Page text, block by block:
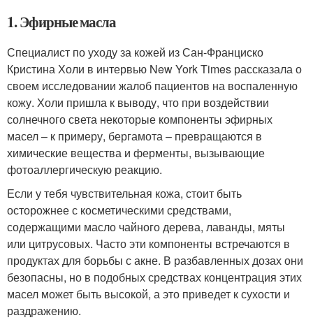
1. Эфирные масла
Специалист по уходу за кожей из Сан-Франциско
Кристина Холи в интервью New York Times рассказала о
своем исследовании жалоб пациентов на воспаленную
кожу. Холи пришла к выводу, что при воздействии
солнечного света некоторые компоненты эфирных
масел – к примеру, бергамота – превращаются в
химические вещества и ферменты, вызывающие
фотоаллергическую реакцию.
Если у тебя чувствительная кожа, стоит быть
осторожнее с косметическими средствами,
содержащими масло чайного дерева, лаванды, мяты
или цитрусовых. Часто эти компоненты встречаются в
продуктах для борьбы с акне. В разбавленных дозах они
безопасны, но в подобных средствах концентрация этих
масел может быть высокой, а это приведет к сухости и
раздражению.